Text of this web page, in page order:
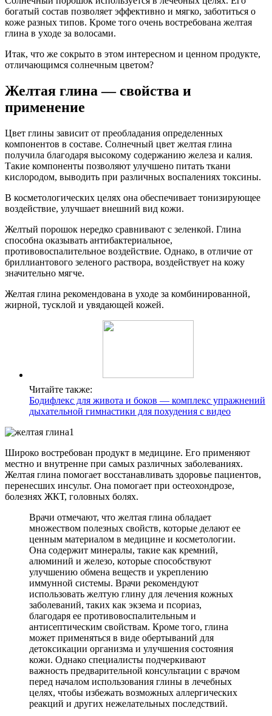
богатый состав позволяет эффективно и мягко, заботиться о
коже разных типов. Кроме того очень востребована желтая
глина в уходе за волосами.
Итак, что же сокрыто в этом интересном и ценном продукте,
отличающимся солнечным цветом?
Желтая глина — свойства и
применение
Цвет глины зависит от преобладания определенных
компонентов в составе. Солнечный цвет желтая глина
получила благодаря высокому содержанию железа и калия.
Такие компоненты позволяют улучшено питать ткани
кислородом, выводить при различных воспалениях токсины.
В косметологических целях она обеспечивает тонизирующее
воздействие, улучшает внешний вид кожи.
Желтый порошок нередко сравнивают с зеленкой. Глина
способна оказывать антибактериальное,
противовоспалительное воздействие. Однако, в отличие от
бриллиантового зеленого раствора, воздействует на кожу
значительно мягче.
Желтая глина рекомендована в уходе за комбинированной,
жирной, тусклой и увядающей кожей.
Читайте также:
Бодифлекс для живота и боков — комплекс упражнений
дыхательной гимнастики для похудения с видео
Широко востребован продукт в медицине. Его применяют
местно и внутренне при самых различных заболеваниях.
Желтая глина помогает восстанавливать здоровье пациентов,
перенесших инсульт. Она помогает при остеохондрозе,
болезнях ЖКТ, головных болях.
Врачи отмечают, что желтая глина обладает
множеством полезных свойств, которые делают ее
ценным материалом в медицине и косметологии.
Она содержит минералы, такие как кремний,
алюминий и железо, которые способствуют
улучшению обмена веществ и укреплению
иммунной системы. Врачи рекомендуют
использовать желтую глину для лечения кожных
заболеваний, таких как экзема и псориаз,
благодаря ее противовоспалительным и
антисептическим свойствам. Кроме того, глина
может применяться в виде обертываний для
детоксикации организма и улучшения состояния
кожи. Однако специалисты подчеркивают
важность предварительной консультации с врачом
перед началом использования глины в лечебных
целях, чтобы избежать возможных аллергических
реакций и других нежелательных последствий.